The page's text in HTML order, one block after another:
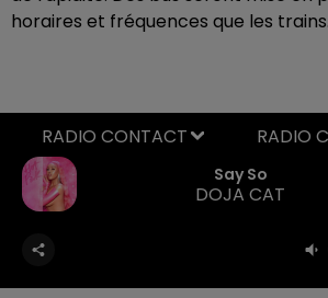
horaires et fréquences que les trains.
Say So
DOJA CAT
RADIO